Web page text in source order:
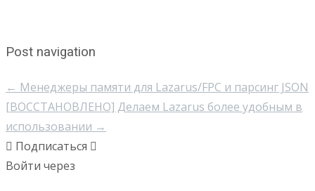
Post navigation
← Менеджеры памяти для Lazarus/FPC и парсинг JSON
[ВОССТАНОВЛЕНО] Делаем Lazarus более удобным в
использовании →
Подписаться
Войти через